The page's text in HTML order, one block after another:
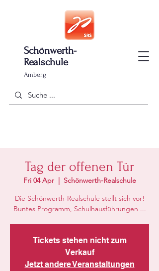
Schönwerth-
Realschule
Amberg
Tag der offenen Tür
Fri 04 Apr
  |
Schönwerth-Realschule
Die Schönwerth-Realschule stellt sich vor!
Buntes Programm, Schulhausführungen ...
Tickets stehen nicht zum
Verkauf
Jetzt andere Veranstaltungen